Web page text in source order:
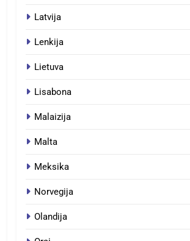
Latvija
Lenkija
Lietuva
Lisabona
Malaizija
Malta
Meksika
Norvegija
Olandija